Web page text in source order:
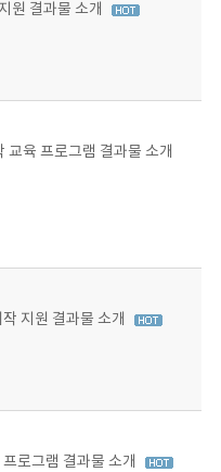
원 결과물 소개
육 프로그램 결과물 소개
지원 결과물 소개
로그램 결과물 소개